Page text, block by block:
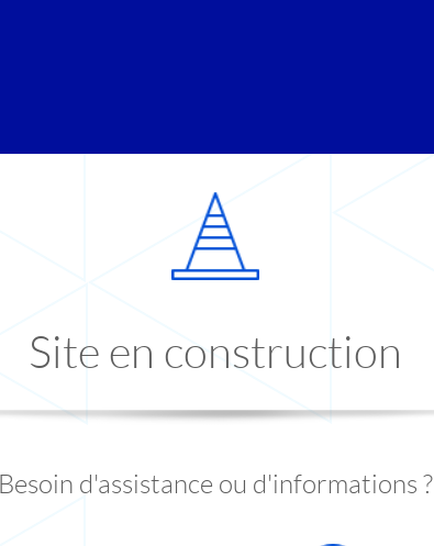
Site en construction
Besoin d'assistance ou d'informations ?